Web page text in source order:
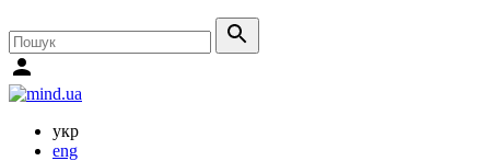
укр
eng